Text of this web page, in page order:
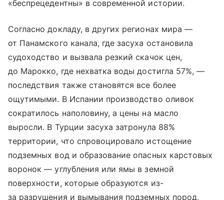
«беспрецедентны» в современной истории.
Согласно докладу, в других регионах мира —
от Панамского канала, где засуха остановила
судоходство и вызвала резкий скачок цен,
до Марокко, где нехватка воды достигла 57%, —
последствия также становятся все более
ощутимыми. В Испании производство оливок
сократилось наполовину, а цены на масло
выросли. В Турции засуха затронула 88%
территории, что спровоцировало истощение
подземных вод и образование опасных карстовых
воронок — углубления или ямы в земной
поверхности, которые образуются из-
за разрушения и вымывания подземных пород,